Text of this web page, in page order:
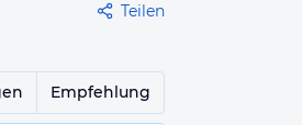
Teilen
Empfehlung